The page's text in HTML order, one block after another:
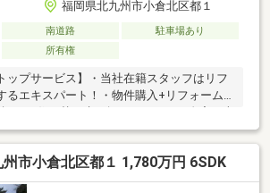
福岡県北九州市小倉北区都１
南道路
駐車場あり
所有権
ップサービス】・当社在籍スタッフはリフ
るエキスパート！・物件購入+リフォーム
り♪・住み替え先を探しながら、ご自宅の売
！・もちろん査定も無料です♪
市小倉北区都１ 1,780万円 6SDK